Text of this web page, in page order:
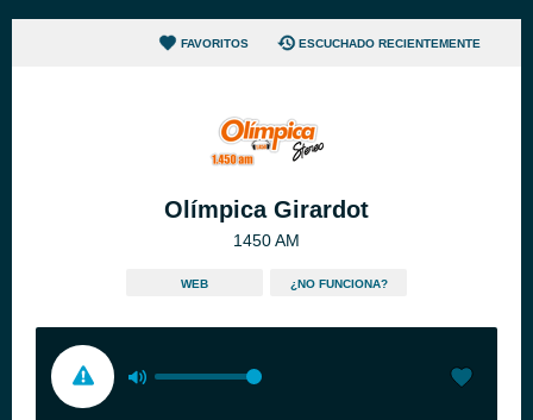
FAVORITOS ESCUCHADO RECIENTEMENTE
Olímpica Girardot
1450 AM
WEB ¿NO FUNCIONA?